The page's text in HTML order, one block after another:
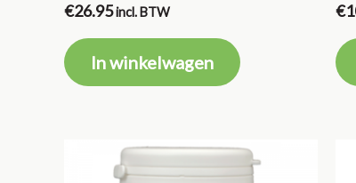
€26.95incl. BTW
In winkelwagen
€